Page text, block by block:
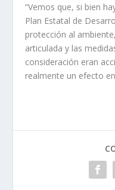
“Vemos que, si bien
Plan Estatal de
protección al
articulada y las
consideración eran
realmente un efecto